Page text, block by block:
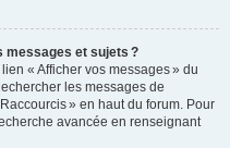
messages et sujets ?
« Afficher vos messages » du
les messages de
» en haut du forum. Pour
avancée en renseignant